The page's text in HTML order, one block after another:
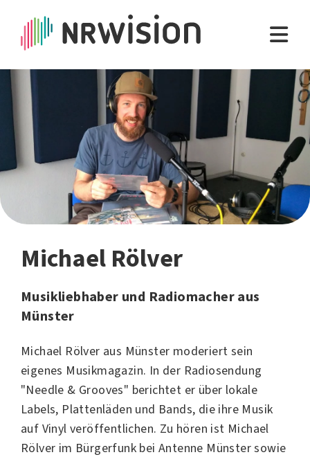
Michael Rölver
Musikliebhaber und Radiomacher aus
Münster
Michael Rölver aus Münster moderiert sein
eigenes Musikmagazin. In der Radiosendung
"Needle & Grooves" berichtet er über lokale
Labels, Plattenläden und Bands, die ihre Musik
auf Vinyl veröffentlichen. Zu hören ist Michael
Rölver im Bürgerfunk bei Antenne Münster sowie